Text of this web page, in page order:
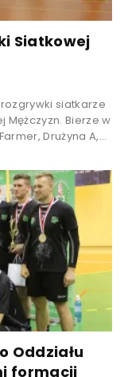
Siatkowej
siatkarze
Mężczyzn. Bierze w
Drużyna A,...
Oddziału
formacji